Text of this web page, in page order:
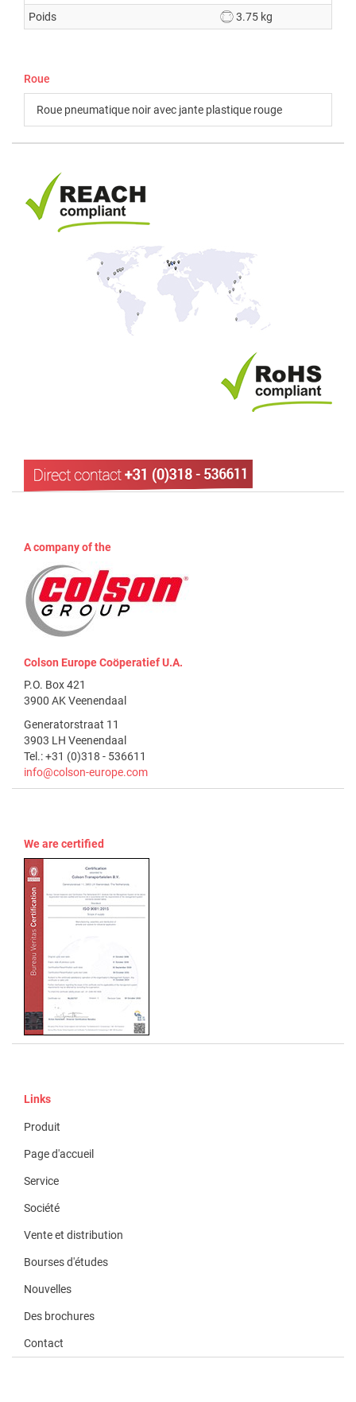
Poids
3.75 kg
Roue
Roue pneumatique noir avec jante plastique rouge
A company of the
Colson Europe Coöperatief U.A.
P.O. Box 421
3900 AK Veenendaal
Generatorstraat 11
3903 LH Veenendaal
Tel.: +31 (0)318 - 536611
info@colson-europe.com
We are certified
Links
Produit
Page d'accueil
Service
Société
Vente et distribution
Bourses d'études
Nouvelles
Des brochures
Contact